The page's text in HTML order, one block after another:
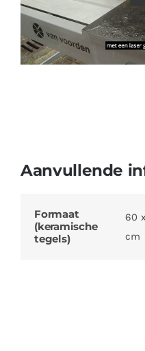
Aanvullende
Formaat
(keramische
tegels)
60
cm